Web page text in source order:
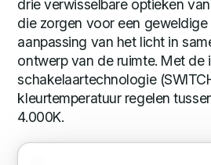
drie verwisselbare optieken
die zorgen voor een
aanpassing van het licht in
ontwerp van de ruimte. Met de
schakelaartechnologie
kleurtemperatuur regelen
4.000K.